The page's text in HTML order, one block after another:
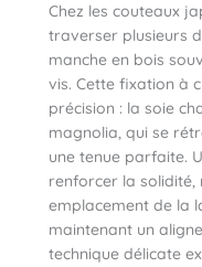
Chez les couteaux
traverser plusieurs
manche en bois
vis. Cette fixation à
précision : la soie
magnolia, qui se
une tenue parfaite.
renforcer la
emplacement de la
maintenant un
technique délicate